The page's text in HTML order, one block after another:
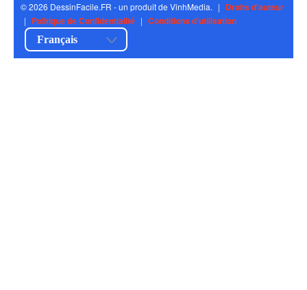
© 2026 DessinFacile.FR - un produit de VinhMedia. | Droits d'auteur
| Politique de Confidentialité | Conditions d'utilisation
Français